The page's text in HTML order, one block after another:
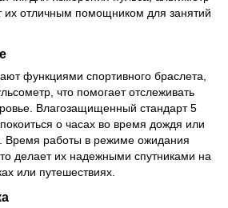
их отличным помощником для занятий
функциями спортивного браслета,
что помогает отслеживать
Влагозащищенный стандарт 5
о часах во время дождя или
Время работы в режиме ожидания
делает их надежными спутниками на
или путешествиях.